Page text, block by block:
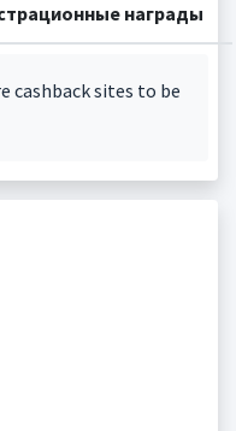
награды
cashback sites to be